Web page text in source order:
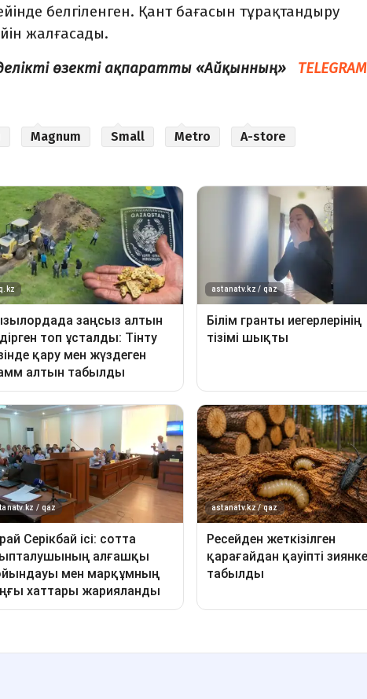
белгіленген. Қант бағасын тұрақтандыру
жалғасады.
өзекті ақпаратты «Айқынның»
TELEGRAM
Magnum Small Metro A-store